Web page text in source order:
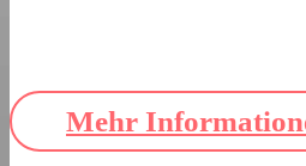
Mehr